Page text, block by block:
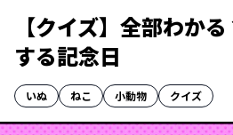
【クイズ】全部わか
する記念日
いぬ ねこ 小動物 クイズ